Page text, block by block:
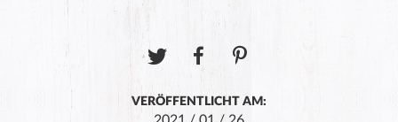
VERÖFFENTLICHT AM: